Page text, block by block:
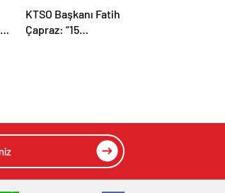
KTSO Başkanı Fatih
Çapraz: “15